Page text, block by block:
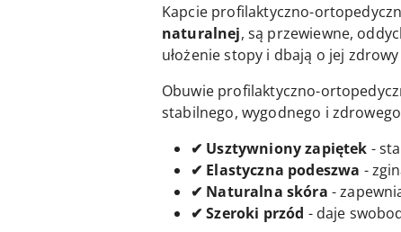
Kapcie profilaktyczno-
naturalnej, są przewiewne,
ułożenie stopy i dbają o jej
Obuwie profilaktyczno-
stabilnego, wygodnego i
✔ Usztywniony zapiętek -
✔ Elastyczna podeszwa -
✔ Naturalna skóra -
✔ Szeroki przód - daje